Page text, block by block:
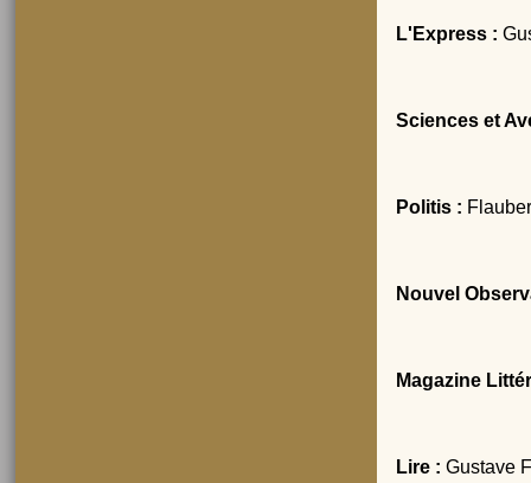
L'Express :
Sciences et
Politis :
Nouvel
Magazine
Lire : Gustave